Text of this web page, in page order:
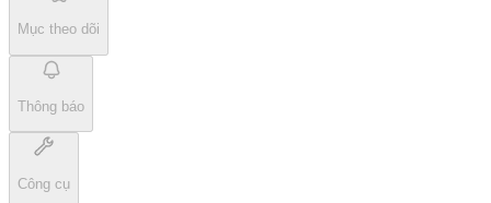
Mục theo dõi
Thông báo
Công cụ